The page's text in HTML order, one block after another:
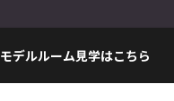
モデルルーム見学はこちら